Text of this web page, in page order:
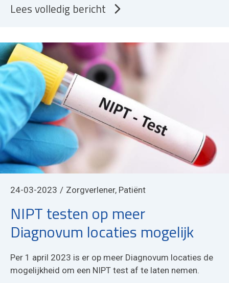
Lees volledig bericht
24-03-2023 Zorgverlener, Patiënt
NIPT testen op meer
Diagnovum locaties mogelijk
Per 1 april 2023 is er op meer Diagnovum locaties de
mogelijkheid om een NIPT test af te laten nemen.